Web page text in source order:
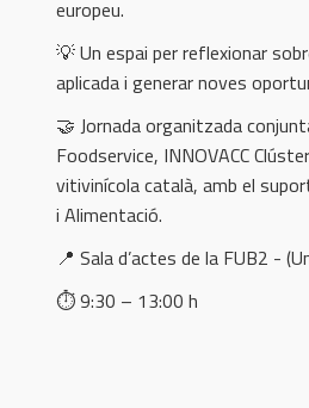
europeu.
💡 Un espai per reflexionar
aplicada i generar noves
🤝 Jornada organitzada
Foodservice, INNOVACC
vitivinícola català, amb el
i Alimentació.
📍 Sala d’actes de la FUB2 -
⏱️ 9:30 – 13:00 h